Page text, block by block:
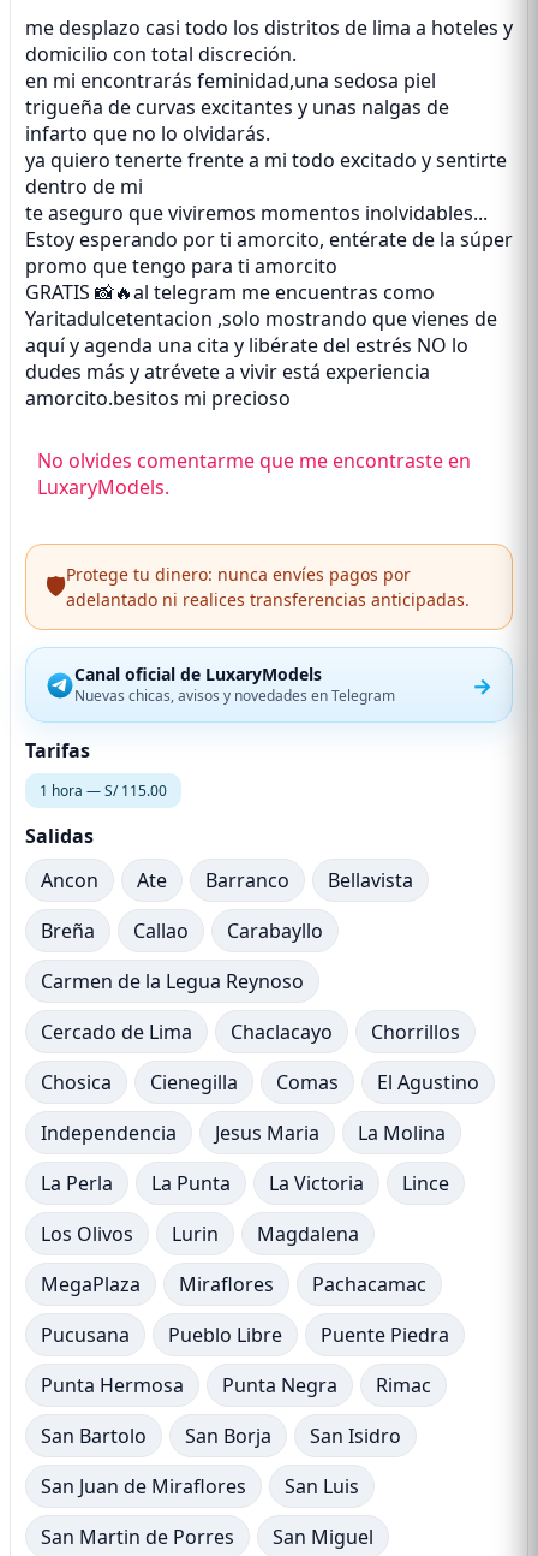
me desplazo casi todo los distritos de lima a hoteles y
domicilio con total discreción.
en mi encontrarás feminidad,una sedosa piel
trigueña de curvas excitantes y unas nalgas de
infarto que no lo olvidarás.
ya quiero tenerte frente a mi todo excitado y sentirte
dentro de mi
te aseguro que viviremos momentos inolvidables...
Estoy esperando por ti amorcito, entérate de la súper
promo que tengo para ti amorcito
GRATIS 📸🔥al telegram me encuentras como
Yaritadulcetentacion ,solo mostrando que vienes de
aquí y agenda una cita y libérate del estrés NO lo
dudes más y atrévete a vivir está experiencia
amorcito.besitos mi precioso
No olvides comentarme que me encontraste en
LuxaryModels.
🛡️Protege tu dinero: nunca envíes pagos por
adelantado ni realices transferencias anticipadas.
Canal oficial de LuxaryModels
Nuevas chicas, avisos y novedades en Telegram →
Tarifas
1 hora — S/ 115.00
Salidas
Ancon
Ate Barranco
Bellavista
Breña
Callao
Carabayllo
Carmen de la Legua Reynoso
Cercado de Lima
Chaclacayo
Chorrillos
Chosica
Cienegilla Comas
El Agustino
Independencia
Jesus Maria
La Molina
La Perla
La Punta La Victoria
Lince
Los Olivos
Lurin
Magdalena
MegaPlaza
Miraflores
Pachacamac
Pucusana
Pueblo Libre
Puente Piedra
Punta Hermosa
Punta Negra
Rimac
San Bartolo
San Borja
San Isidro
San Juan de Miraflores
San Luis
San Martin de Porres
San Miguel